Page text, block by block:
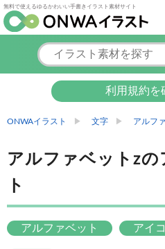
無料で使えるゆるかわいい手書きイラスト素材サイト
利用規約を
ONWAイラスト 文字 アルフ
アルファベットzの
ト
アルファベット アイ